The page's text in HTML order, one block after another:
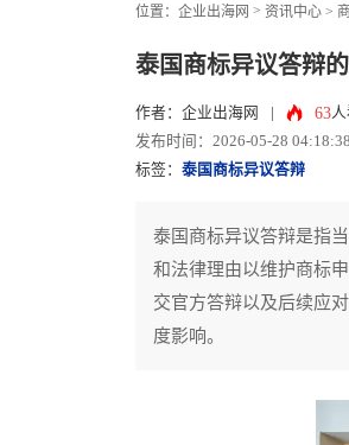
位置： 企业出海网 > 资讯中心 >
泰国商标异议答辩
作者：企业出海网 63
发布时间：2026-05-28 04:18:38
标签： 泰国商标异议答辩
泰国商标异议答辩是指
和法律理由以维护商标
交官方答辩以及后续应
度影响。